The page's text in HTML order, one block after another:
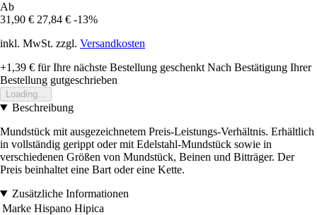
Ab
31,90 € 27,84 € -13%
inkl. MwSt. zzgl. Versandkosten
+1,39 € für Ihre nächste Bestellung geschenkt Nach Bestätigung Ihrer
Bestellung gutgeschrieben
Loading...
Beschreibung
Mundstück mit ausgezeichnetem Preis-Leistungs-Verhältnis. Erhältlich
in vollständig gerippt oder mit Edelstahl-Mundstück sowie in
verschiedenen Größen von Mundstück, Beinen und Bitträger. Der
Preis beinhaltet eine Bart oder eine Kette.
Zusätzliche Informationen
Marke Hispano Hipica